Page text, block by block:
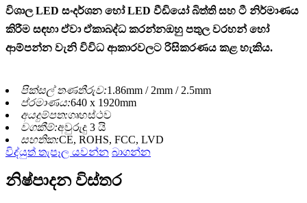
විශාල LED සංදර්ශන හෝ LED වීඩියෝ බිත්ති සහ ටී නිර්මාණය
කිරීම සඳහා ඒවා ඒකාබද්ධ කරන්නඔහු පතුල වරහන් හෝ
ආම්පන්න වැනි විවිධ ආකාරවලට රිසිකරණය කළ හැකිය.
පික්සල් තණතීරුව:1.86mm / 2mm / 2.5mm
ප්රමාණය:640 x 1920mm
අයදුම්පත:ගෘහස්ථව
වගකීම්:අවුරුදු 3 යි
සහතික:CE, ROHS, FCC, LVD
විද්යුත් තැපෑල යවන්න බාගන්න
නිෂ්පාදන විස්තර